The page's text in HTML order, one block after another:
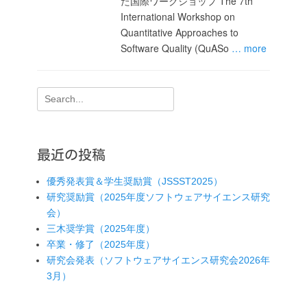
International Workshop on
Quantitative Approaches to
Software Quality (QuASo … more
検
索:
最近の投稿
優秀発表賞＆学生奨励賞（JSSST2025）
研究奨励賞（2025年度ソフトウェアサイエンス研究
会）
三木奨学賞（2025年度）
卒業・修了（2025年度）
研究会発表（ソフトウェアサイエンス研究会2026年
3月）